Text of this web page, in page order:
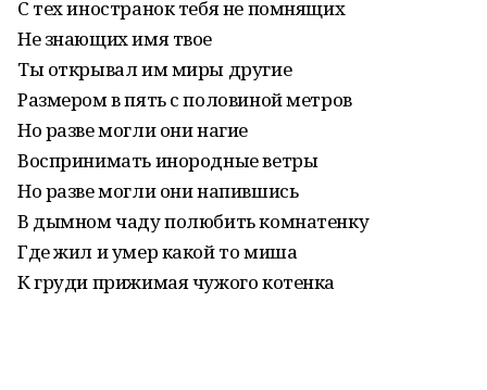
С тех иностранок тебя не помнящих
Не знающих имя твое
Ты открывал им миры другие
Размером в пять с половиной метров
Но разве могли они нагие
Воспринимать инородные ветры
Но разве могли они напившись
В дымном чаду полюбить комнатенку
Где жил и умер какой то миша
К груди прижимая чужого котенка